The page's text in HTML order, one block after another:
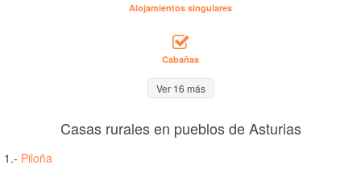
Alojamientos singulares
Cabañas
Ver 16 más
Casas rurales en pueblos de Asturias
1.- Piloña